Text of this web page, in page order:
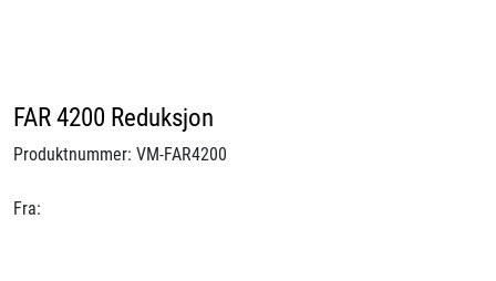
FAR 4200 Reduksjon
Produktnummer: VM-FAR4200
Fra:
Prosjekter
Om oss